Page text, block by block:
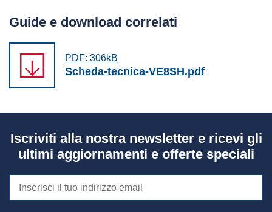
Guide e download correlati
PDF: 306kB
Scheda-tecnica-VE8SH.pdf
Iscriviti alla nostra newsletter e ricevi gli
ultimi aggiornamenti e offerte speciali